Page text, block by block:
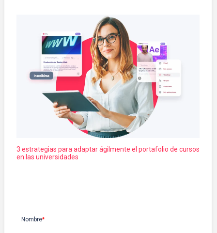
3 estrategias para adaptar ágilmente el portafolio de cursos
en las universidades
Nombre*